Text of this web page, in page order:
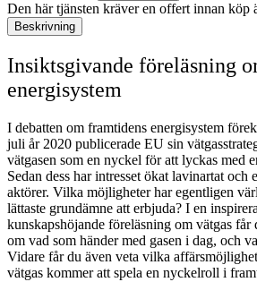
Den här tjänsten kräver en offert innan köp
Beskrivning
Insiktsgivande föreläsning
energisystem
I debatten om framtidens energisystem
juli år 2020 publicerade EU sin
vätgasen som en nyckel för att lyckas med
Sedan dess har intresset ökat lavinartat och
aktörer. Vilka möjligheter har egentligen
lättaste grundämne att erbjuda? I en
kunskapshöjande föreläsning om vätgas får
om vad som händer med gasen i dag, och
Vidare får du även veta vilka
vätgas kommer att spela en nyckelroll i